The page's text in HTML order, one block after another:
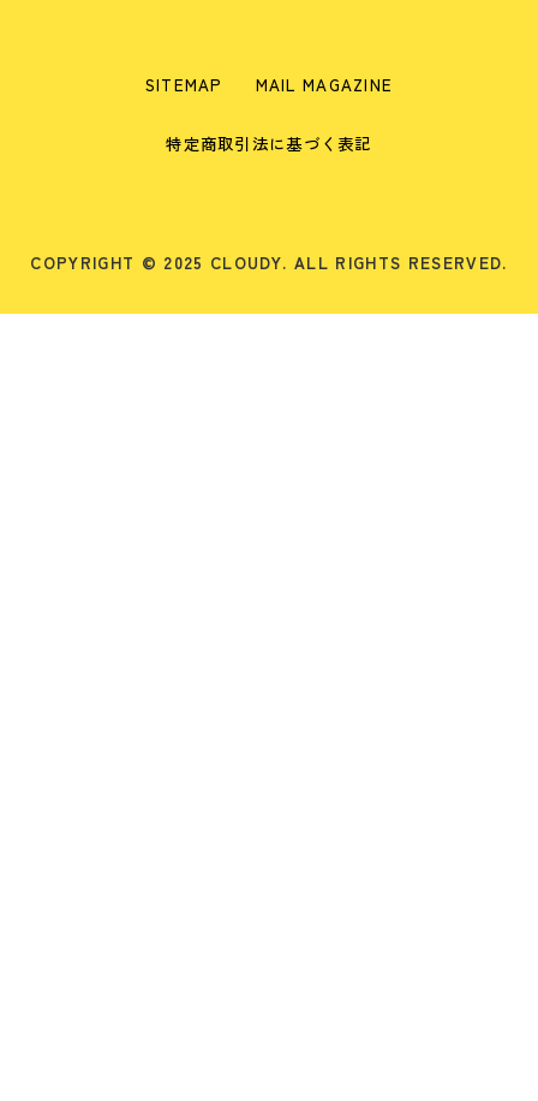
SITEMAP MAIL MAGAZINE
特定商取引法に基づく表記
COPYRIGHT © 2025 CLOUDY. ALL RIGHTS RESERVED.